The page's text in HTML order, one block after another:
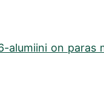
alumiini on paras